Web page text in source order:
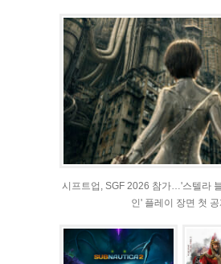
시프트업, SGF 2026 참가…'스텔라
인' 플레이 장면 첫 공